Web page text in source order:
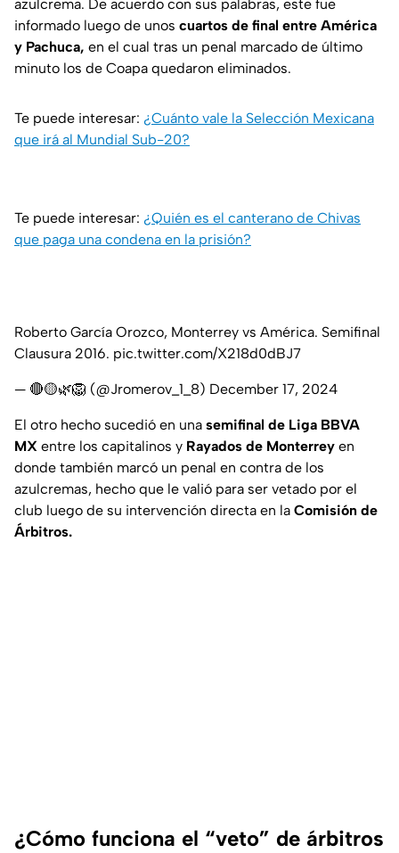
azulcrema. De acuerdo con sus palabras, este fue
informado luego de unos cuartos de final entre América
y Pachuca, en el cual tras un penal marcado de último
minuto los de Coapa quedaron eliminados.
Te puede interesar: ¿Cuánto vale la Selección Mexicana
que irá al Mundial Sub-20?
Te puede interesar: ¿Quién es el canterano de Chivas
que paga una condena en la prisión?
Roberto García Orozco, Monterrey vs América. Semifinal
Clausura 2016. pic.twitter.com/X218d0dBJ7
— 🔴🟡🌿🦁 (@Jromerov_1_8) December 17, 2024
El otro hecho sucedió en una semifinal de Liga BBVA
MX entre los capitalinos y Rayados de Monterrey en
donde también marcó un penal en contra de los
azulcremas, hecho que le valió para ser vetado por el
club luego de su intervención directa en la Comisión de
Árbitros.
¿Cómo funciona el “veto” de árbitros